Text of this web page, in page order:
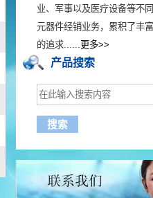
业、军事以及医疗设备等不
元器件经销业务，累积了丰
的追求...... 更多>>
产品搜索